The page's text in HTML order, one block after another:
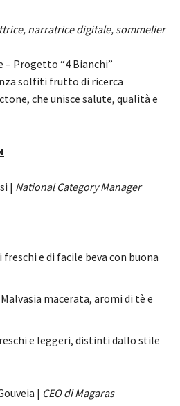
narratrice digitale, sommelier
– Progetto “4 Bianchi”
solfiti frutto di ricerca
che unisce salute, qualità e
| National Category Manager
freschi e di facile beva con buona
macerata, aromi di tè e
e leggeri, distinti dallo stile
| CEO di Magaras